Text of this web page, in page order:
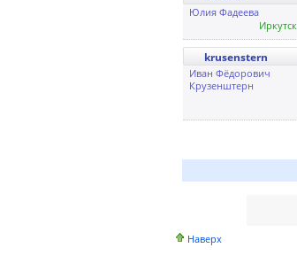
Юлия Фадеева
Иркутск
krusenstern
Иван Фёдорович
Крузенштерн
Наверх